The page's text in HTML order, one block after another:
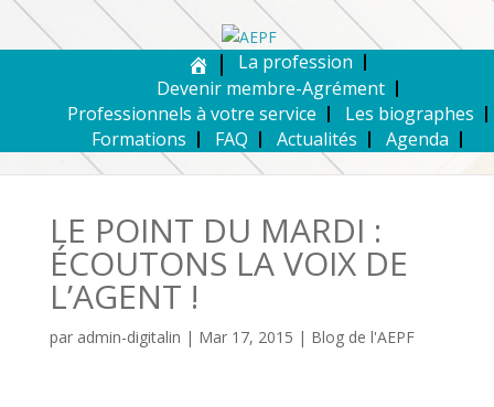
La profession
Devenir membre-Agrément
Professionnels à votre service
Les biographes
Formations
FAQ Actualités Agenda
LE POINT DU MARDI :
ÉCOUTONS LA VOIX DE
L’AGENT !
par admin-digitalin | Mar 17, 2015 | Blog de l'AEPF